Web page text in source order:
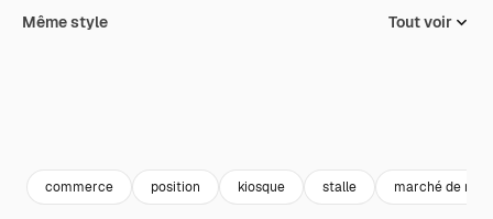
Même style Tout voir
commerce position kiosque stalle marché de rue